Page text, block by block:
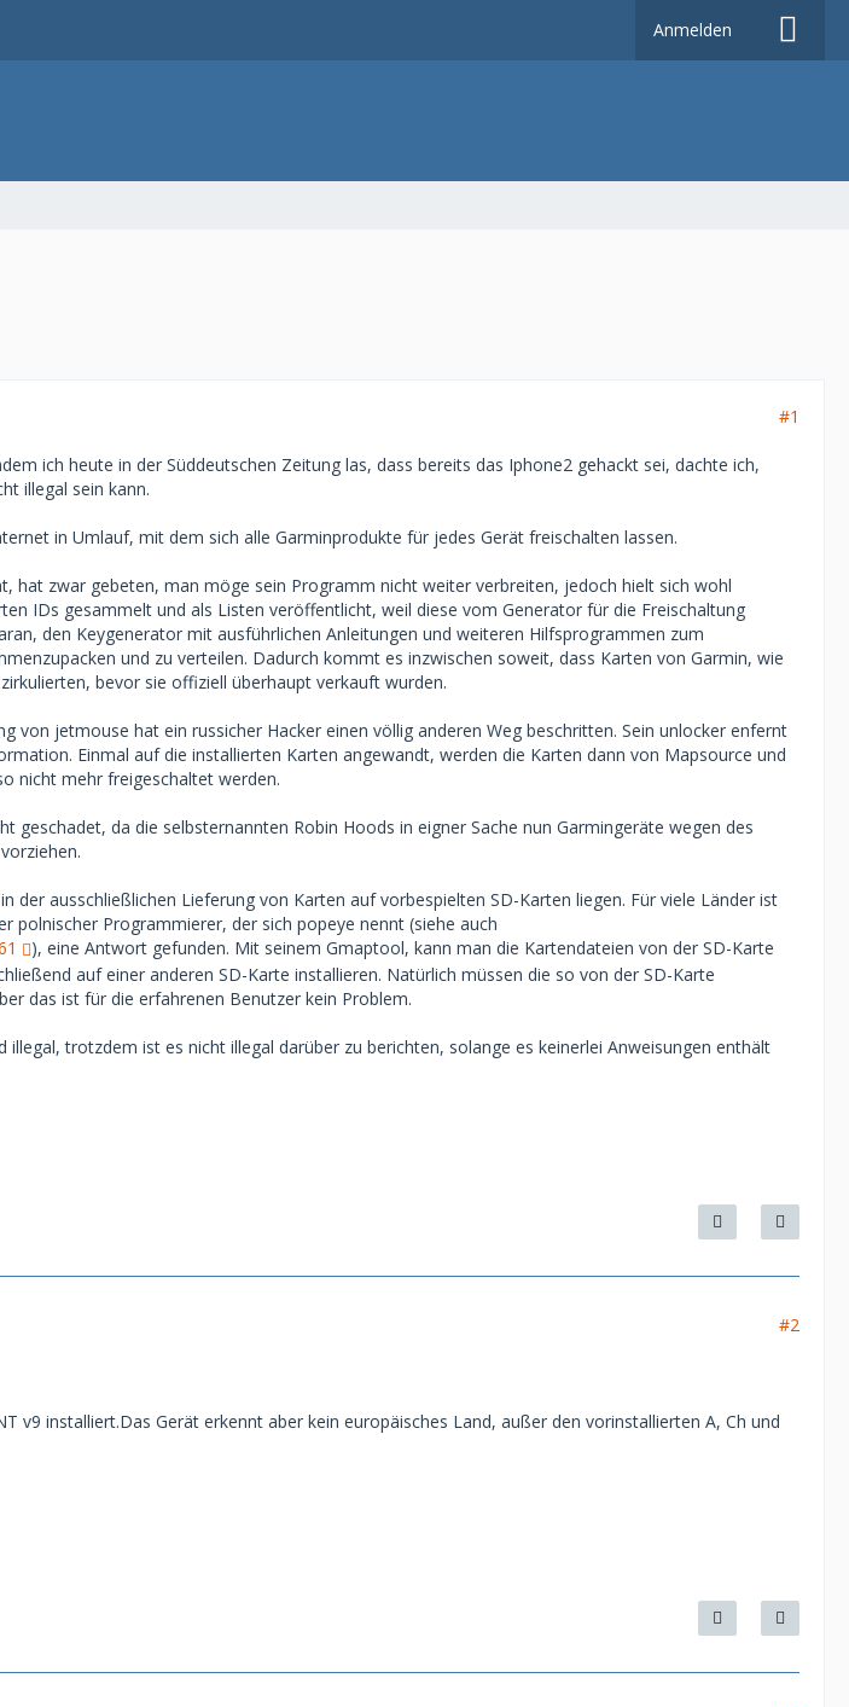
Anmelden
#1
ich heute in der Süddeutschen Zeitung las, dass bereits das Iphone2 gehackt sei, dachte ich,
illegal sein kann.
in Umlauf, mit dem sich alle Garminprodukte für jedes Gerät freischalten lassen.
hat zwar gebeten, man möge sein Programm nicht weiter verbreiten, jedoch hielt sich wohl
IDs gesammelt und als Listen veröffentlicht, weil diese vom Generator für die Freischaltung
den Keygenerator mit ausführlichen Anleitungen und weiteren Hilfsprogrammen zum
und zu verteilen. Dadurch kommt es inzwischen soweit, dass Karten von Garmin, wie
bevor sie offiziell überhaupt verkauft wurden.
von jetmouse hat ein russicher Hacker einen völlig anderen Weg beschritten. Sein unlocker enfernt
Einmal auf die installierten Karten angewandt, werden die Karten dann von Mapsource und
nicht mehr freigeschaltet werden.
geschadet, da die selbsternannten Robin Hoods in eigner Sache nun Garmingeräte wegen des
der ausschließlichen Lieferung von Karten auf vorbespielten SD-Karten liegen. Für viele Länder ist
polnischer Programmierer, der sich popeye nennt (siehe auch
), eine Antwort gefunden. Mit seinem Gmaptool, kann man die Kartendateien von der SD-Karte
auf einer anderen SD-Karte installieren. Natürlich müssen die so von der SD-Karte
das ist für die erfahrenen Benutzer kein Problem.
trotzdem ist es nicht illegal darüber zu berichten, solange es keinerlei Anweisungen enthält
#2
v9 installiert.Das Gerät erkennt aber kein europäisches Land, außer den vorinstallierten A, Ch und